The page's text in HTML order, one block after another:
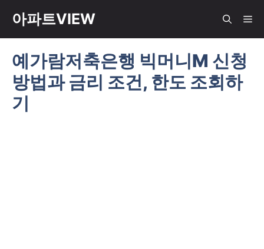
아파트VIEW 메
예가람저축은행 빅머니M 신청
방법과 금리 조건, 한도 조회하
기